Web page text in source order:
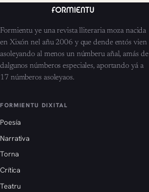
Formientu ye una revista lliteraria moza nacida
en Xixón nel añu 2006 y que dende entós vien
asoleyando al menos un númberu añal, amás de
dalgunos númberos especiales, aportando yá a
17 númberos asoleyaos.
FORMIENTU DIXITAL
Poesía
Narrativa
Torna
Crítica
Teatru